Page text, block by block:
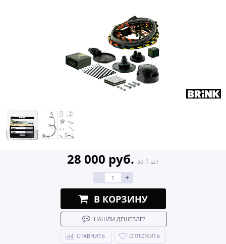
28 000 руб. за 1 шт
- +
В КОРЗИНУ
НАШЛИ ДЕШЕВЛЕ?
СРАВНИТЬ ОТЛОЖИТЬ